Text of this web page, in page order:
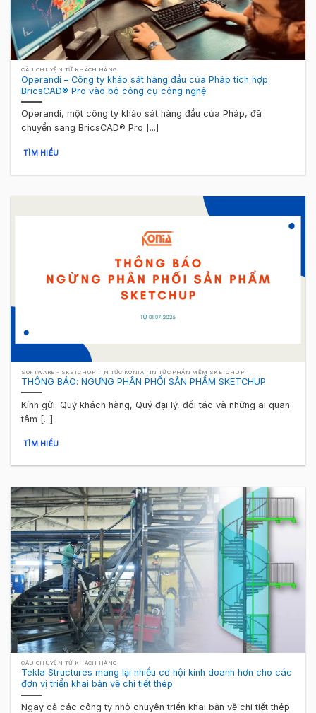
CÂU CHUYỆN TỪ KHÁCH HÀNG
Operandi – Công ty khảo sát hàng đầu của Pháp tích hợp
BricsCAD® Pro vào bộ công cụ công nghệ
Operandi, một công ty khảo sát hàng đầu của Pháp, đã
chuyển sang BricsCAD® Pro [...]
TÌM HIỂU
SOFTWARE - SKETCHUP TIN TỨC KONIA TIN TỨC PHẦN MỀM SKETCHUP
THÔNG BÁO: NGƯNG PHÂN PHỐI SẢN PHẨM SKETCHUP
Kính gửi: Quý khách hàng, Quý đại lý, đối tác và những ai quan
tâm [...]
TÌM HIỂU
CÂU CHUYỆN TỪ KHÁCH HÀNG
Tekla Structures mang lại nhiều cơ hội kinh doanh hơn cho các
đơn vị triển khai bản vẽ chi tiết thép
Ngay cả các công ty nhỏ chuyên triển khai bản vẽ chi tiết thép